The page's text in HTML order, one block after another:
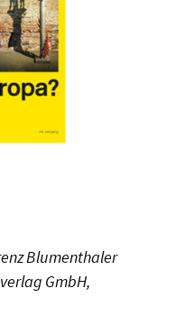
Blumenthaler
GmbH,